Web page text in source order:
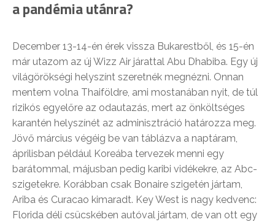
a pandémia utánra?
December 13-14-én érek vissza Bukarestből, és 15-én
már utazom az új Wizz Air járattal Abu Dhabiba. Egy új
világörökségi helyszínt szeretnék megnézni. Onnan
mentem volna Thaiföldre, ami mostanában nyit, de túl
rizikós egyelőre az odautazás, mert az önköltséges
karantén helyszínét az adminisztráció határozza meg.
Jövő március végéig be van táblázva a naptáram,
áprilisban például Koreába tervezek menni egy
barátommal, májusban pedig karibi vidékekre, az Abc-
szigetekre. Korábban csak Bonaire szigetén jártam,
Ariba és Curacao kimaradt. Key West is nagy kedvenc:
Florida déli csücskében autóval jártam, de van ott egy